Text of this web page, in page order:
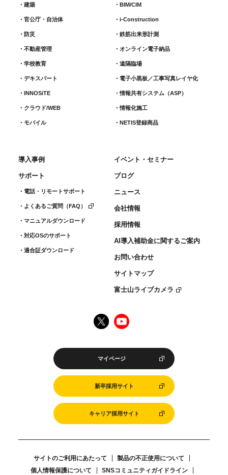
建築
官公庁・自治体
防災
不動産管理
学校教育
デキスパート
INNOSiTE
クラウド/WEB
モバイル
BIM/CIM
i-Construction
鉄筋出来形計測​
オンライン電子納品
遠隔臨場
電子小黒板／工事写真レイヤ化
情報共有システム（ASP）
情報化施工
NETIS登録商品
導入事例
サポート
電話・リモートサポート
よくあるご質問（FAQ）
マニュアルダウンロード
対応OSのサポート
適合証ダウンロード
イベント・セミナー
ブログ
ニュース
会社情報
採用情報
AI導入補助金に関するご案内
お問い合わせ
サイトマップ
富士山ライブカメラ
マイページ
新卒採用サイト
キャリア採用サイト
サイトのご利用にあたって
製品の不正使用について
個人情報保護について
SNSコミュニティガイドライン